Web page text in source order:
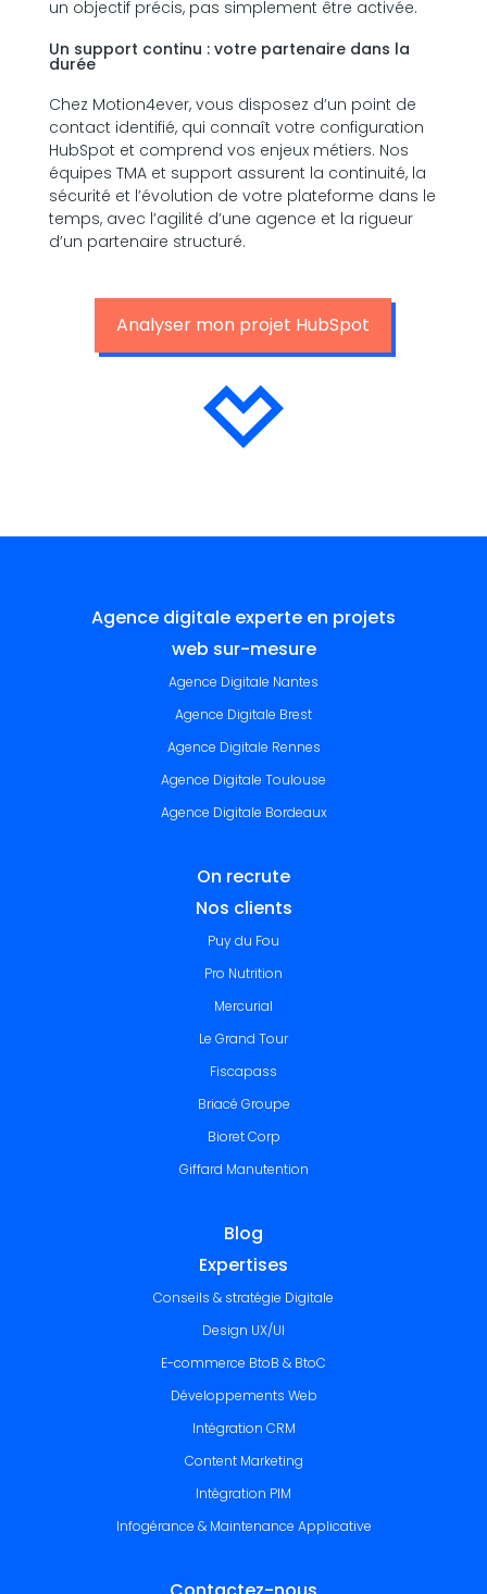
un objectif précis, pas simplement être activée.
Un support continu : votre partenaire dans la
durée
Chez Motion4ever, vous disposez d’un point de
contact identifié, qui connaît votre configuration
HubSpot et comprend vos enjeux métiers. Nos
équipes TMA et support assurent la continuité, la
sécurité et l’évolution de votre plateforme dans le
temps, avec l’agilité d’une agence et la rigueur
d’un partenaire structuré.
Analyser mon projet HubSpot
Agence digitale experte en projets
web sur-mesure
Agence Digitale Nantes
Agence Digitale Brest
Agence Digitale Rennes
Agence Digitale Toulouse
Agence Digitale Bordeaux
On recrute
Nos clients
Puy du Fou
Pro Nutrition
Mercurial
Le Grand Tour
Fiscapass
Briacé Groupe
Bioret Corp
Giffard Manutention
Blog
Expertises
Conseils & stratégie Digitale
Design UX/UI
E-commerce BtoB & BtoC
Développements Web
Intégration CRM
Content Marketing
Intégration PIM
Infogérance & Maintenance Applicative